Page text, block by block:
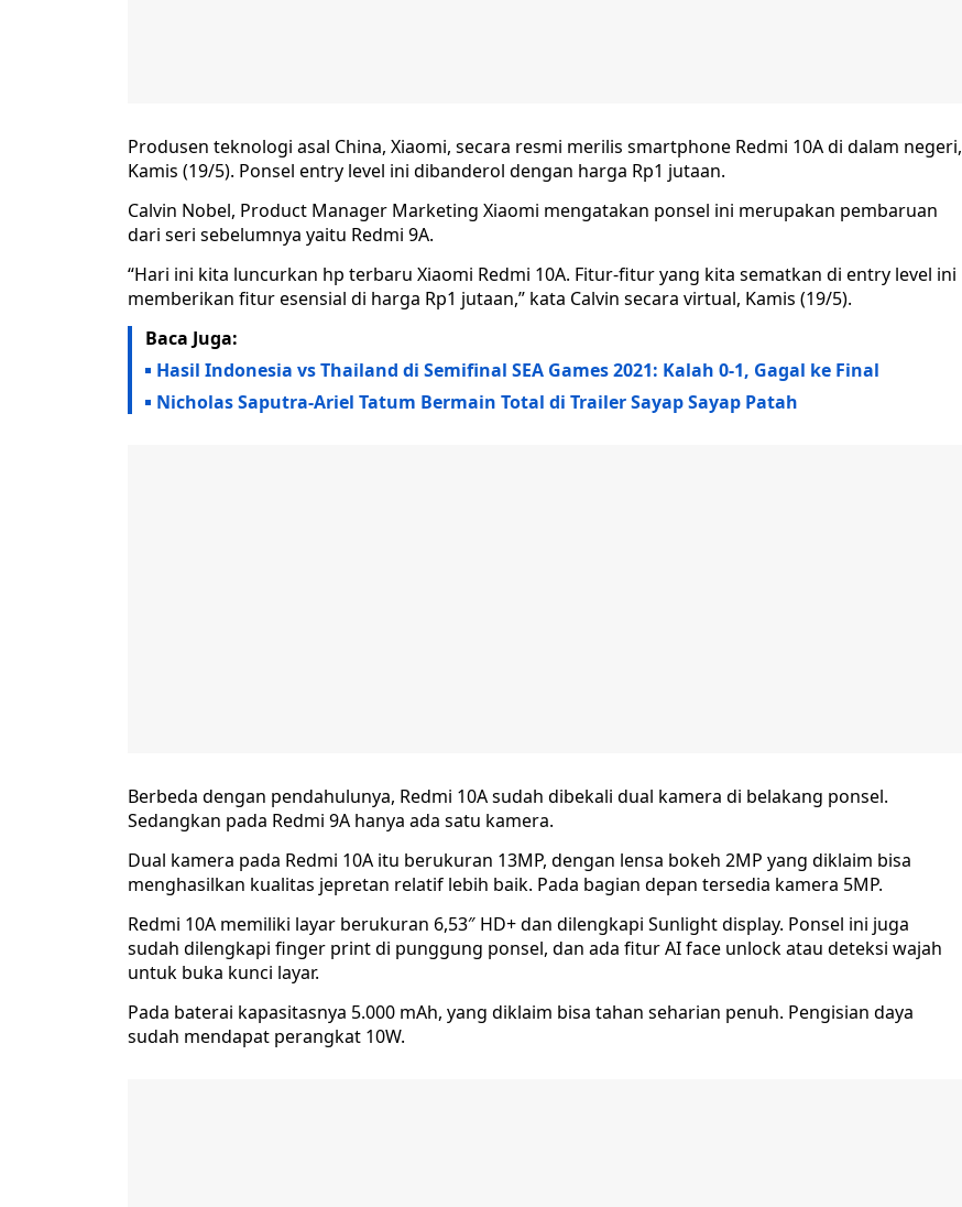
Produsen teknologi asal China, Xiaomi, secara resmi merilis smartphone Redmi 10A di dalam negeri,
Kamis (19/5). Ponsel entry level ini dibanderol dengan harga Rp1 jutaan.
Calvin Nobel, Product Manager Marketing Xiaomi mengatakan ponsel ini merupakan pembaruan
dari seri sebelumnya yaitu Redmi 9A.
“Hari ini kita luncurkan hp terbaru Xiaomi Redmi 10A. Fitur-fitur yang kita sematkan di entry level ini
memberikan fitur esensial di harga Rp1 jutaan,” kata Calvin secara virtual, Kamis (19/5).
Baca Juga:
Hasil Indonesia vs Thailand di Semifinal SEA Games 2021: Kalah 0-1, Gagal ke Final
Nicholas Saputra-Ariel Tatum Bermain Total di Trailer Sayap Sayap Patah
Berbeda dengan pendahulunya, Redmi 10A sudah dibekali dual kamera di belakang ponsel.
Sedangkan pada Redmi 9A hanya ada satu kamera.
Dual kamera pada Redmi 10A itu berukuran 13MP, dengan lensa bokeh 2MP yang diklaim bisa
menghasilkan kualitas jepretan relatif lebih baik. Pada bagian depan tersedia kamera 5MP.
Redmi 10A memiliki layar berukuran 6,53″ HD+ dan dilengkapi Sunlight display. Ponsel ini juga
sudah dilengkapi finger print di punggung ponsel, dan ada fitur AI face unlock atau deteksi wajah
untuk buka kunci layar.
Pada baterai kapasitasnya 5.000 mAh, yang diklaim bisa tahan seharian penuh. Pengisian daya
sudah mendapat perangkat 10W.